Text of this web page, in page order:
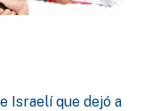
Israelí que dejó a